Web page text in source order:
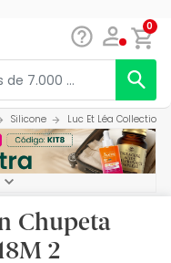
0
Silicone Luc Et Léa Collection
Chupeta
2